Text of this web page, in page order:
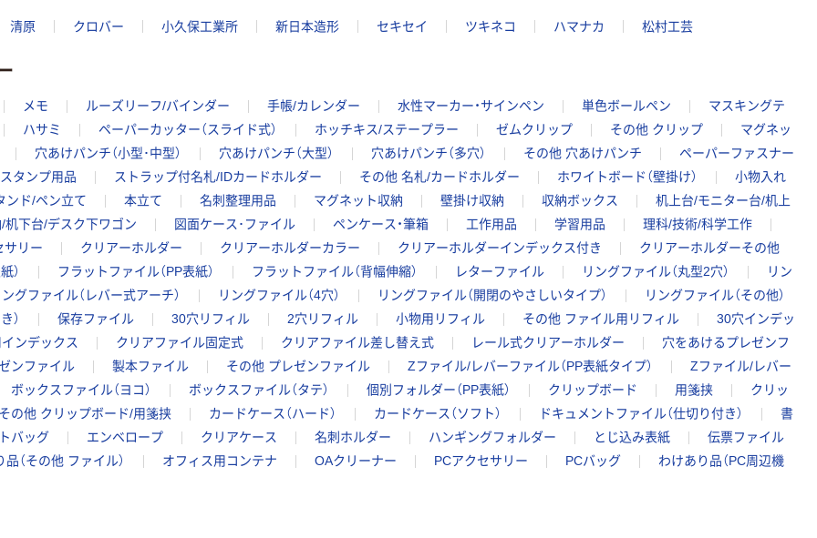
清原 クロバー 小久保工業所 新日本造形 セキセイ ツキネコ ハマナカ 松村工芸
メモ ルーズリーフ/バインダー 手帳/カレンダー 水性マーカー・サインペン 単色ボールペン
マスキングテ
ハサミ
ペーパーカッター（スライド式） ホッチキス/ステープラー ゼムクリップ その他 クリップ
マグネッ
穴あけパンチ（小型･中型）
穴あけパンチ（大型） 穴あけパンチ（多穴） その他 穴あけパンチ
ペーパーファスナー
スタンプ用品
ストラップ付名札/IDカードホルダー その他 名札/カードホルダー ホワイトボード（壁掛け）
小物入れ
ンド/ペン立て
本立て 名刺整理用品 マグネット収納 壁掛け収納 収納ボックス
机上台/モニター台/机上
机下台/デスク下ワゴン
図面ケース･ファイル ペンケース・筆箱 工作用品 学習用品
理科/技術/科学工作
サリー
クリアーホルダー クリアーホルダーカラー クリアーホルダーインデックス付き
クリアーホルダーその他
）
フラットファイル（PP表紙） フラットファイル（背幅伸縮） レターファイル リングファイル（丸型2穴）
リン
グファイル（レバー式アーチ）
リングファイル（4穴） リングファイル（開閉のやさしいタイプ）
リングファイル（その他）
）
保存ファイル 30穴リフィル 2穴リフィル 小物用リフィル その他 ファイル用リフィル
30穴インデッ
ンデックス
クリアファイル固定式 クリアファイル差し替え式 レール式クリアーホルダー
穴をあけるプレゼンフ
ンファイル
製本ファイル その他 プレゼンファイル Zファイル/レバーファイル（PP表紙タイプ）
Zファイル/レバー
ボックスファイル（ヨコ）
ボックスファイル（タテ） 個別フォルダー（PP表紙） クリップボード 用箋挟
クリッ
の他 クリップボード/用箋挟
カードケース（ハード） カードケース（ソフト） ドキュメントファイル（仕切り付き）
書
バッグ
エンベロープ クリアケース 名刺ホルダー ハンギングフォルダー とじ込み表紙
伝票ファイル
（その他 ファイル）
オフィス用コンテナ OAクリーナー PCアクセサリー PCバッグ わけあり品（PC周辺機